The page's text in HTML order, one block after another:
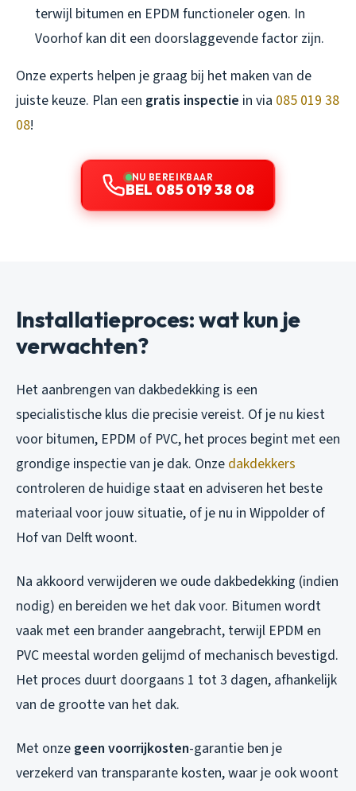
terwijl bitumen en EPDM functioneler ogen. In
Voorhof kan dit een doorslaggevende factor zijn.
Onze experts helpen je graag bij het maken van de
juiste keuze. Plan een gratis inspectie in via 085 019 38
08!
NU BEREIKBAAR
BEL 085 019 38 08
Installatieproces: wat kun je
verwachten?
Het aanbrengen van dakbedekking is een
specialistische klus die precisie vereist. Of je nu kiest
voor bitumen, EPDM of PVC, het proces begint met een
grondige inspectie van je dak. Onze dakdekkers
controleren de huidige staat en adviseren het beste
materiaal voor jouw situatie, of je nu in Wippolder of
Hof van Delft woont.
Na akkoord verwijderen we oude dakbedekking (indien
nodig) en bereiden we het dak voor. Bitumen wordt
vaak met een brander aangebracht, terwijl EPDM en
PVC meestal worden gelijmd of mechanisch bevestigd.
Het proces duurt doorgaans 1 tot 3 dagen, afhankelijk
van de grootte van het dak.
Met onze geen voorrijkosten-garantie ben je
verzekerd van transparante kosten, waar je ook woont